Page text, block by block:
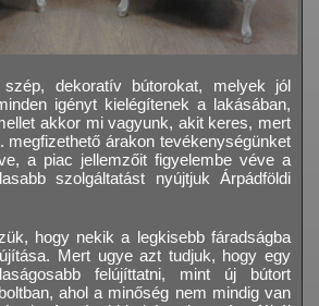
dekoratív bútorokat, melyek jól
igényt kielégítenek a lakásában,
akkor mi vagyunk, akit keres, mert
megfizethető árakon tevékenységünket
a piac jellemzőit figyelembe véve a
szolgáltatást nyújtjuk Árpádföldi
hogy nekik a legkisebb fáradságba
Mert ugye azt tudjuk, hogy egy
felújíttatni, mint új bútort
ahol a minőség nem mindig van